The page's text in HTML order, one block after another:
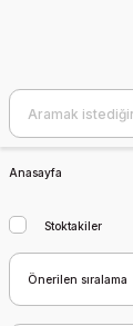
Anasayfa
Stoktakiler